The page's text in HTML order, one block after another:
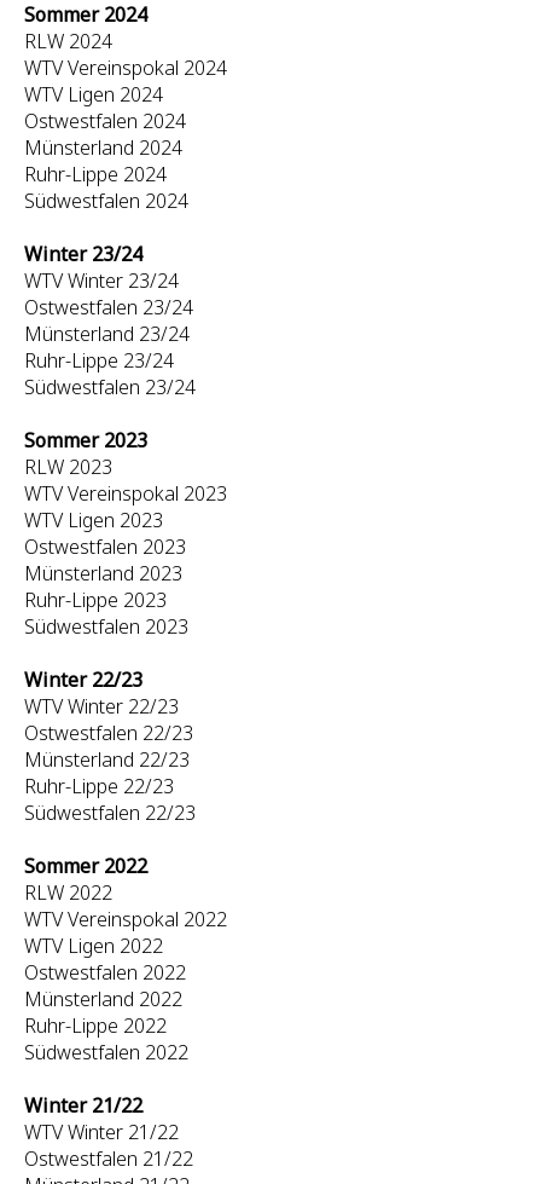
Sommer 2024
RLW 2024
WTV Vereinspokal 2024
WTV Ligen 2024
Ostwestfalen 2024
Münsterland 2024
Ruhr-Lippe 2024
Südwestfalen 2024
Winter 23/24
WTV Winter 23/24
Ostwestfalen 23/24
Münsterland 23/24
Ruhr-Lippe 23/24
Südwestfalen 23/24
Sommer 2023
RLW 2023
WTV Vereinspokal 2023
WTV Ligen 2023
Ostwestfalen 2023
Münsterland 2023
Ruhr-Lippe 2023
Südwestfalen 2023
Winter 22/23
WTV Winter 22/23
Ostwestfalen 22/23
Münsterland 22/23
Ruhr-Lippe 22/23
Südwestfalen 22/23
Sommer 2022
RLW 2022
WTV Vereinspokal 2022
WTV Ligen 2022
Ostwestfalen 2022
Münsterland 2022
Ruhr-Lippe 2022
Südwestfalen 2022
Winter 21/22
WTV Winter 21/22
Ostwestfalen 21/22